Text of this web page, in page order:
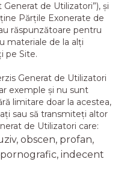
de Utilizatori”), și
Părțile Exonerate de
răspunzătoare pentru
materiale de la alți
pe Site.
Generat de Utilizatori
exemple și nu sunt
limitare doar la acestea,
sau să transmiteți altor
de Utilizatori care:
obscen, profan,
indecent